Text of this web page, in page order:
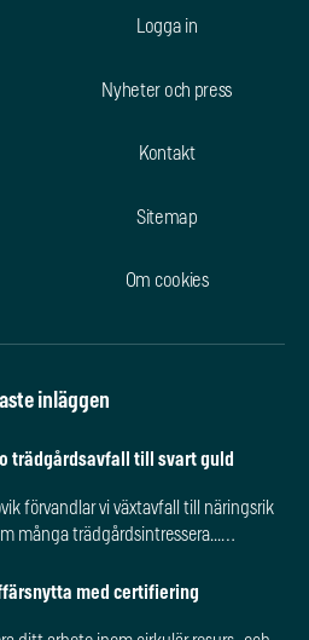
Logga in
Nyheter och press
Kontakt
Sitemap
Om cookies
inläggen
trädgårdsavfall till svart guld
förvandlar vi växtavfall till näringsrik
många trädgårdsintressera...…
med certifiering